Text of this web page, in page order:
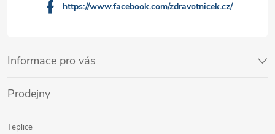
Informace pro vás
Prodejny
Teplice
https://www.facebook.com/zdravotnicek.cz/